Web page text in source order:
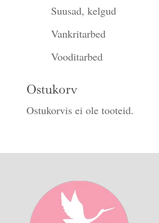
Suusad, kelgud
Vankritarbed
Vooditarbed
Ostukorv
Ostukorvis ei ole tooteid.